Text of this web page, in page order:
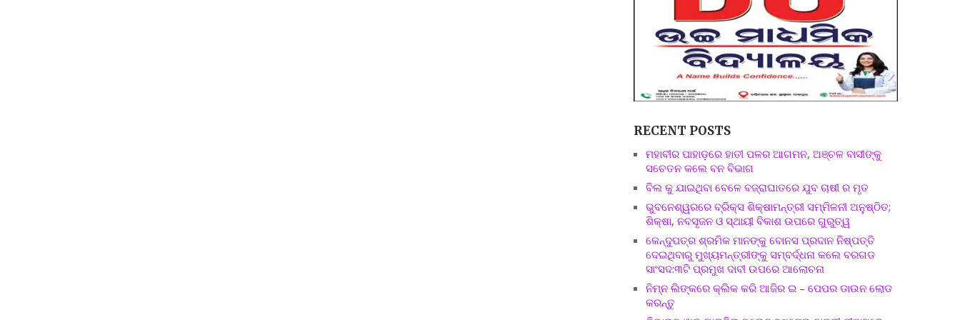
RECENT POSTS
ମହାବୀର ପାହାଡ଼ରେ ହାତୀ ପଳର ଆଗମନ, ଅଞ୍ଚଳ ବାସୀଙ୍କୁ
ସଚେତନ କଲେ ବନ ବିଭାଗ
ବିଲ କୁ ଯାଇଥିବା ବେଳେ ବଜ୍ରାଘାତରେ ଯୁବ ଚାଷୀ ର ମୃତ
ଭୁବନେଶ୍ୱରରେ ବ୍ରିକ୍ସ ଶିକ୍ଷାମନ୍ତ୍ରୀ ସମ୍ମିଳନୀ ଅନୁଷ୍ଠିତ;
ଶିକ୍ଷା, ନବସୃଜନ ଓ ସ୍ଥାୟୀ ବିକାଶ ଉପରେ ଗୁରୁତ୍ୱ
କେନ୍ଦୁପତ୍ର ଶ୍ରମିକ ମାନଙ୍କୁ ବୋନସ ପ୍ରଦାନ ନିଷ୍ପତ୍ତି
ଦେଇଥିବାରୁ ମୁଖ୍ୟମନ୍ତ୍ରୀଙ୍କୁ ସମ୍ବର୍ଦ୍ଧନା କଲେ ବରଗଡ
ସାଂସଦ:୩ଟି ପ୍ରମୁଖ ଦାବୀ ଉପରେ ଆଲୋଚନା
ନିମ୍ନ ଲିଙ୍କରେ କ୍ଲିକ କରି ଆଜିର ଇ – ପେପର ଡାଉନ ଲୋଡ
କରନ୍ତୁ